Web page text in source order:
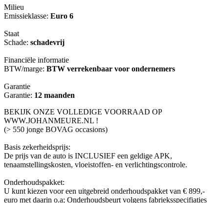
Milieu
Emissieklasse: Euro 6
Staat
Schade: schadevrij
Financiële informatie
BTW/marge: BTW verrekenbaar voor ondernemers
Garantie
Garantie: 12 maanden
BEKIJK ONZE VOLLEDIGE VOORRAAD OP
WWW.JOHANMEURE.NL !
(> 550 jonge BOVAG occasions)
Basis zekerheidsprijs:
De prijs van de auto is INCLUSIEF een geldige APK,
tenaamstellingskosten, vloeistoffen- en verlichtingscontrole.
Onderhoudspakket:
U kunt kiezen voor een uitgebreid onderhoudspakket van € 899,-
euro met daarin o.a; Onderhoudsbeurt volgens fabrieksspecifiaties